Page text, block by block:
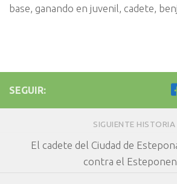
base, ganando en juvenil, cadete,
SEGUIR:
SIGUIENTE HISTORIA
El cadete del Ciudad de
contra el